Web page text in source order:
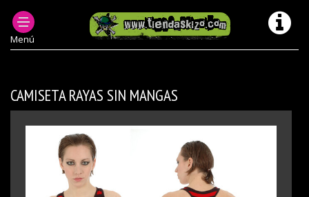
Menú
ROPA PUNK MUJER
CAMISETAS PUNK MUJER
CHICA CAMISETAS MODELOS ANTERIORES/ DESCATALOGADOS
CAMISETA RAYAS SIN MANGAS